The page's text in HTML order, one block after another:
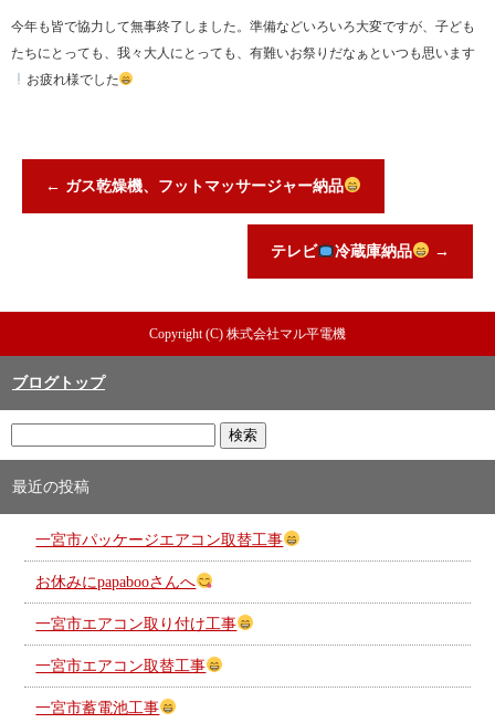
今年も皆で協力して無事終了しました。準備などいろいろ大変ですが、子ども
たちにとっても、我々大人にとっても、有難いお祭りだなぁといつも思います
お疲れ様でした
← ガス乾燥機、フットマッサージャー納品
テレビ 冷蔵庫納品 →
Copyright (C) 株式会社マル平電機
ブログトップ
最近の投稿
一宮市パッケージエアコン取替工事
お休みにpapabooさんへ
一宮市エアコン取り付け工事
一宮市エアコン取替工事
一宮市蓄電池工事